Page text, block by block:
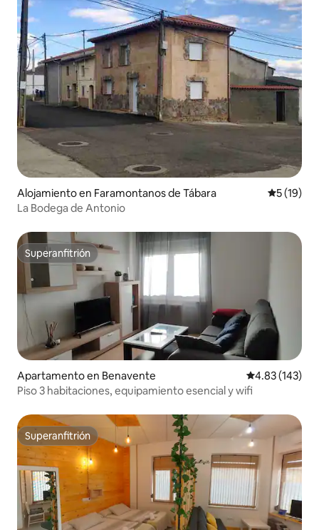
Alojamiento en Faramontanos de Tábara
5 (19)
La Bodega de Antonio
Superanfitrión
Superanfitrión
Apartamento en Benavente Calificación
4.83 (143)
Piso 3 habitaciones, equipamiento esencial y wifi
Superanfitrión
Superanfitrión